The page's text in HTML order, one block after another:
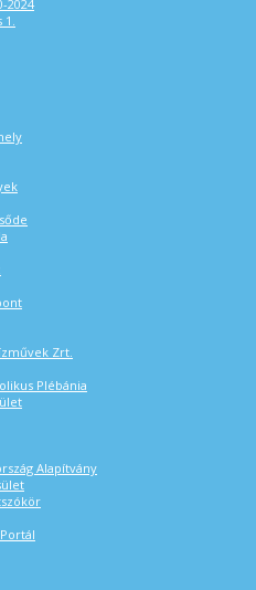
2024
Zrt.
Plébánia
Alapítvány